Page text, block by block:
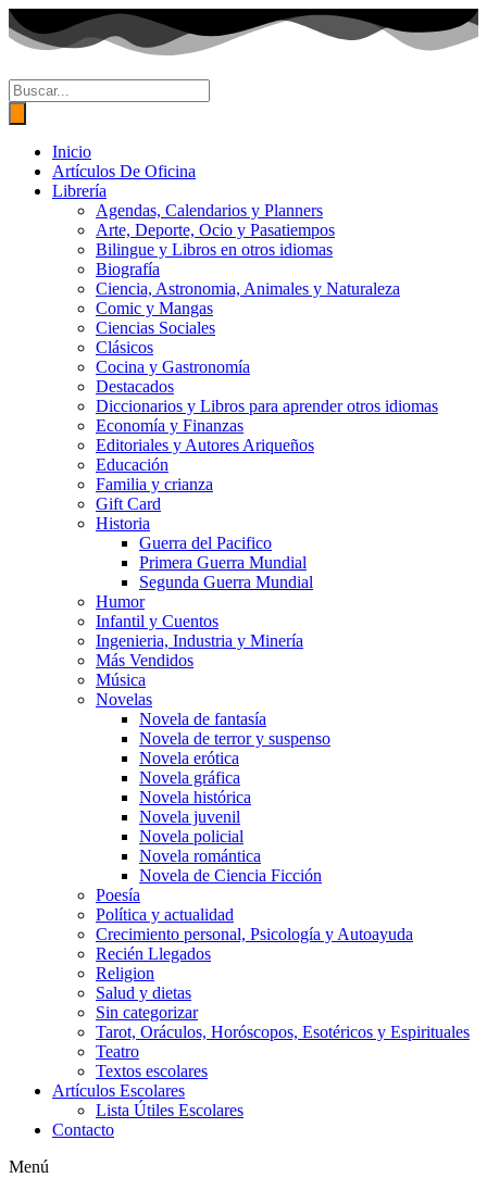
Ir
al
contenido
Búsqueda
de
productos
Inicio
Artículos De Oficina
Librería
Agendas, Calendarios y Planners
Arte, Deporte, Ocio y Pasatiempos
Bilingue y Libros en otros idiomas
Biografía
Ciencia, Astronomia, Animales y Naturaleza
Comic y Mangas
Ciencias Sociales
Clásicos
Cocina y Gastronomía
Destacados
Diccionarios y Libros para aprender otros idiomas
Economía y Finanzas
Editoriales y Autores Ariqueños
Educación
Familia y crianza
Gift Card
Historia
Guerra del Pacifico
Primera Guerra Mundial
Segunda Guerra Mundial
Humor
Infantil y Cuentos
Ingenieria, Industria y Minería
Más Vendidos
Música
Novelas
Novela de fantasía
Novela de terror y suspenso
Novela erótica
Novela gráfica
Novela histórica
Novela juvenil
Novela policial
Novela romántica
Novela de Ciencia Ficción
Poesía
Política y actualidad
Crecimiento personal, Psicología y Autoayuda
Recién Llegados
Religion
Salud y dietas
Sin categorizar
Tarot, Oráculos, Horóscopos, Esotéricos y Espirituales
Teatro
Textos escolares
Artículos Escolares
Lista Útiles Escolares
Contacto
Menú